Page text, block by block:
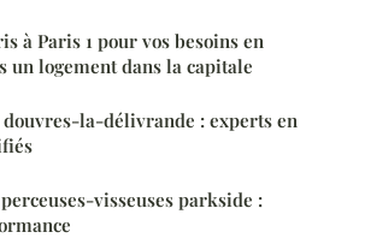
à Paris 1 pour vos besoins en
un logement dans la capitale
douvres-la-délivrande : experts en
visseuses parkside :